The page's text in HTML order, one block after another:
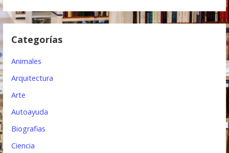
d
n
Categorías
Animales
Arquitectura
Arte
Autoayuda
Biografias
Ciencia